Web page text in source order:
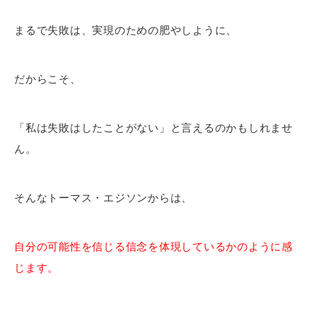
まるで失敗は、実現のための肥やしように、
だからこそ、
「私は失敗はしたことがない」と言えるのかもしれませ
ん。
そんなトーマス・エジソンからは、
自分の可能性を信じる信念を体現しているかのように感
じます。